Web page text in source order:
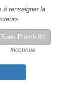
à renseigner la
Sans Plomb 98
Inconnue